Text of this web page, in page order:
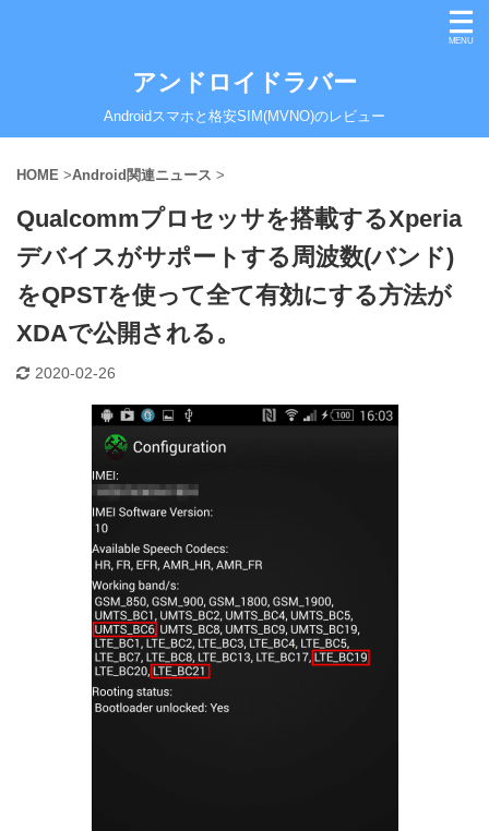
アンドロイドラバー
Androidスマホと格安SIM(MVNO)のレビュー
HOME >Android関連ニュース >
Qualcommプロセッサを搭載するXperia
デバイスがサポートする周波数(バンド)
をQPSTを使って全て有効にする方法が
XDAで公開される。
2020-02-26